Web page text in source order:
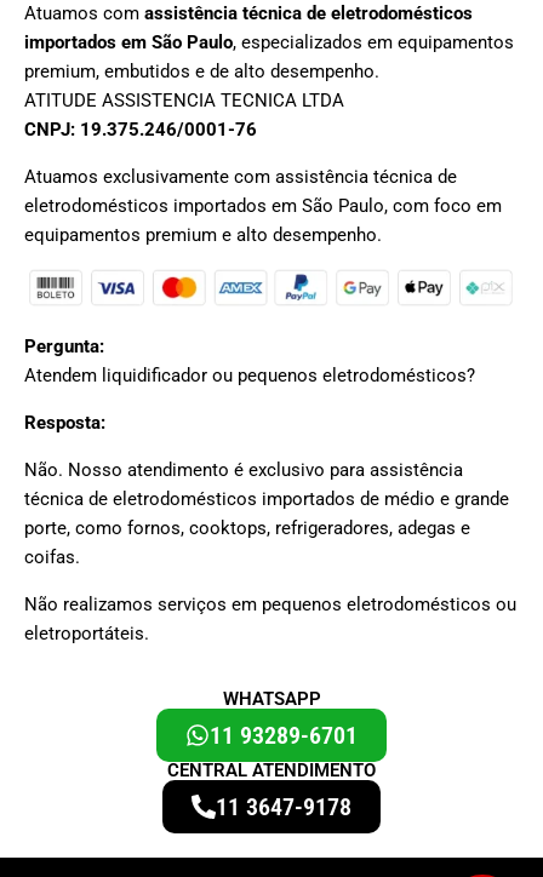
Atuamos com assistência técnica de eletrodomésticos
importados em São Paulo, especializados em equipamentos
premium, embutidos e de alto desempenho.
ATITUDE ASSISTENCIA TECNICA LTDA
CNPJ: 19.375.246/0001-76
Atuamos exclusivamente com assistência técnica de
eletrodomésticos importados em São Paulo, com foco em
equipamentos premium e alto desempenho.
Pergunta:
Atendem liquidificador ou pequenos eletrodomésticos?
Resposta:
Não. Nosso atendimento é exclusivo para assistência
técnica de eletrodomésticos importados de médio e grande
porte, como fornos, cooktops, refrigeradores, adegas e
coifas.
Não realizamos serviços em pequenos eletrodomésticos ou
eletroportáteis.
WHATSAPP
11 93289-6701
CENTRAL ATENDIMENTO
11 3647-9178